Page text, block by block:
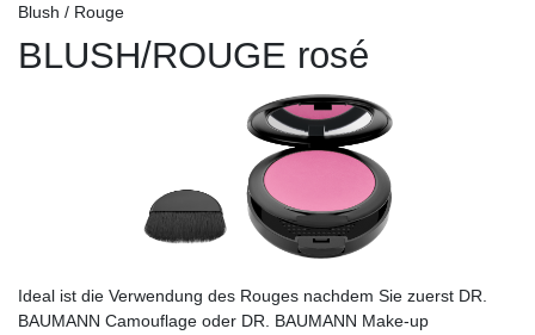
Blush / Rouge
BLUSH/ROUGE rosé
Ideal ist die Verwendung des Rouges nachdem Sie zuerst DR.
BAUMANN Camouflage oder DR. BAUMANN Make-up